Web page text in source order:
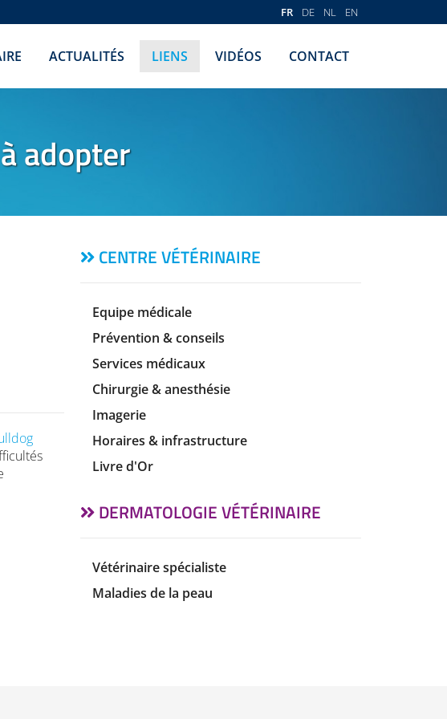
FR DE NL EN
ACTUALITÉS LIENS VIDÉOS CONTACT
adopter
CENTRE VÉTÉRINAIRE
Equipe médicale
Prévention & conseils
Services médicaux
Chirurgie & anesthésie
Imagerie
Horaires & infrastructure
Livre d'Or
DERMATOLOGIE VÉTÉRINAIRE
Vétérinaire spécialiste
Maladies de la peau